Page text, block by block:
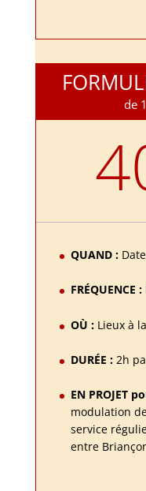
de
QUAND :
FRÉQUENCE :
OÙ : Lieux à
DURÉE :2h
EN PROJET
modulation
service
entre